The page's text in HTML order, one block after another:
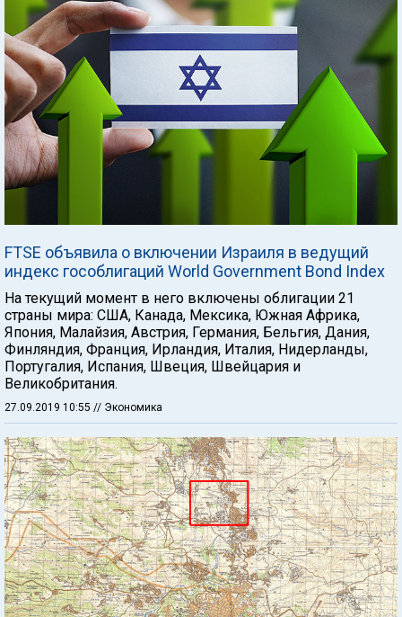
FTSE объявила о включении Израиля в ведущий
индекс гособлигаций World Government Bond Index
На текущий момент в него включены облигации 21
страны мира: США, Канада, Мексика, Южная Африка,
Япония, Малайзия, Австрия, Германия, Бельгия, Дания,
Финляндия, Франция, Ирландия, Италия, Нидерланды,
Португалия, Испания, Швеция, Швейцария и
Великобритания.
27.09.2019 10:55 // Экономика